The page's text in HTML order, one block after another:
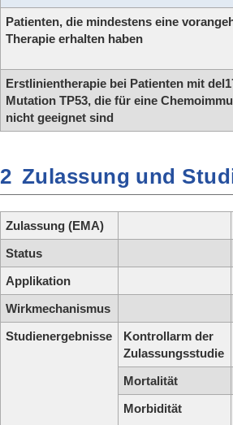
Patienten, die mindestens eine
Therapie erhalten haben
Erstlinientherapie bei Patienten mit
Mutation TP53, die für eine
nicht geeignet sind
2 Zulassung und
Zulassung (EMA)
Status
Applikation
Wirkmechanismus
Studienergebnisse
Kontrollarm der
Zulassungsstudie
Mortalität
Morbidität